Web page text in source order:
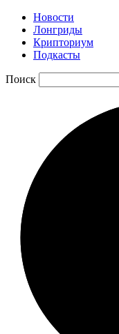
Новости
Лонгриды
Крипториум
Подкасты
Поиск